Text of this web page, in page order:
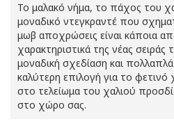
Το μαλακό νήμα, το πάχος του
μοναδικό ντεγκραντέ που
μωβ αποχρώσεις είναι κάποια
χαρακτηριστικά της νέας
μοναδική σχεδίαση και
καλύτερη επιλογή για το
στο τελείωμα του χαλιού
στο χώρο σας.